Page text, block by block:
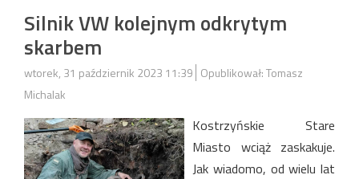
Silnik VW kolejnym odkrytym
skarbem
wtorek, 31 październik 2023 11:39 Opublikował: Tomasz
Michalak
Kostrzyńskie Stare
Miasto wciąż zaskakuje.
Jak wiadomo, od wielu lat